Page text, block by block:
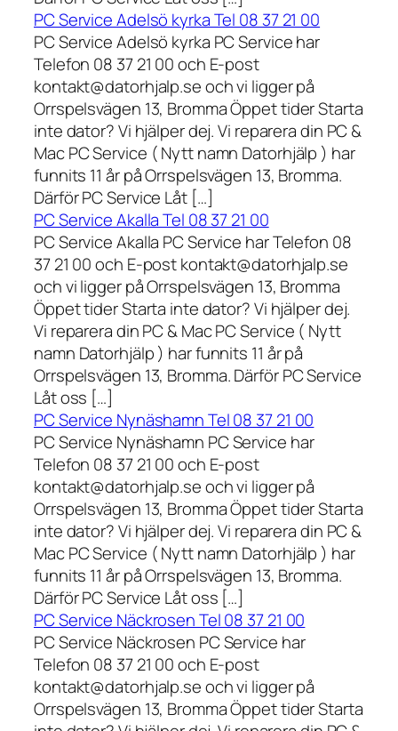
PC Service Adelsö kyrka Tel 08 37 21 00
PC Service Adelsö kyrka PC Service har
Telefon 08 37 21 00 och E-post
kontakt@datorhjalp.se och vi ligger på
Orrspelsvägen 13, Bromma Öppet tider Starta
inte dator? Vi hjälper dej. Vi reparera din PC &
Mac PC Service ( Nytt namn Datorhjälp ) har
funnits 11 år på Orrspelsvägen 13, Bromma.
Därför PC Service Låt […]
PC Service Akalla Tel 08 37 21 00
PC Service Akalla PC Service har Telefon 08
37 21 00 och E-post kontakt@datorhjalp.se
och vi ligger på Orrspelsvägen 13, Bromma
Öppet tider Starta inte dator? Vi hjälper dej.
Vi reparera din PC & Mac PC Service ( Nytt
namn Datorhjälp ) har funnits 11 år på
Orrspelsvägen 13, Bromma. Därför PC Service
Låt oss […]
PC Service Nynäshamn Tel 08 37 21 00
PC Service Nynäshamn PC Service har
Telefon 08 37 21 00 och E-post
kontakt@datorhjalp.se och vi ligger på
Orrspelsvägen 13, Bromma Öppet tider Starta
inte dator? Vi hjälper dej. Vi reparera din PC &
Mac PC Service ( Nytt namn Datorhjälp ) har
funnits 11 år på Orrspelsvägen 13, Bromma.
Därför PC Service Låt oss […]
PC Service Näckrosen Tel 08 37 21 00
PC Service Näckrosen PC Service har
Telefon 08 37 21 00 och E-post
kontakt@datorhjalp.se och vi ligger på
Orrspelsvägen 13, Bromma Öppet tider Starta